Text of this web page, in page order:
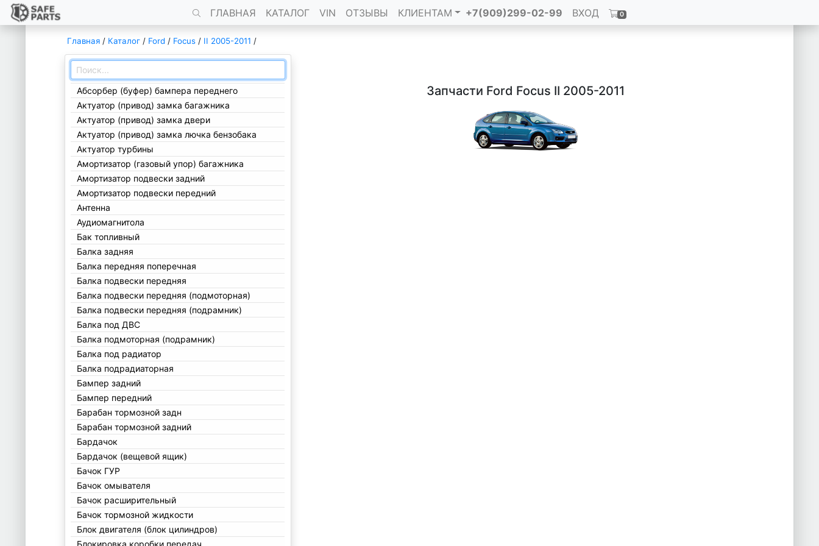
ГЛАВНАЯ КАТАЛОГ VIN ОТЗЫВЫ КЛИЕНТАМ +7(909)299-02-99 ВХОД 0
Главная / Каталог / Ford / Focus / II 2005-2011 /
Абсорбер (буфер) бампера переднего
Актуатор (привод) замка багажника
Актуатор (привод) замка двери
Актуатор (привод) замка лючка бензобака
Актуатор турбины
Амортизатор (газовый упор) багажника
Амортизатор подвески задний
Амортизатор подвески передний
Антенна
Аудиомагнитола
Бак топливный
Балка задняя
Балка передняя поперечная
Балка подвески передняя
Балка подвески передняя (подмоторная)
Балка подвески передняя (подрамник)
Балка под ДВС
Балка подмоторная (подрамник)
Балка под радиатор
Балка подрадиаторная
Бампер задний
Бампер передний
Барабан тормозной задн
Барабан тормозной задний
Бардачок
Бардачок (вещевой ящик)
Бачок ГУР
Бачок омывателя
Бачок расширительный
Бачок тормозной жидкости
Блок двигателя (блок цилиндров)
Блокировка коробки передач
Запчасти Ford Focus II 2005-2011